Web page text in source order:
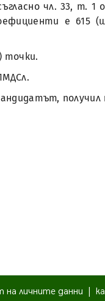
чл. 33, т.
е 615
точки.
получил
на личните данни